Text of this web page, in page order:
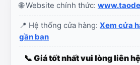
🌐 Website chính thức:
📍 Hệ thống cửa hàng: Xem cửa
gần bạn
📞 Giá tốt nhất vui lòng liên